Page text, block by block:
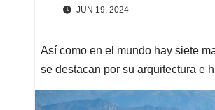
JUN 19, 2024
Así como en el mundo hay siete
se destacan por su arquitectura e